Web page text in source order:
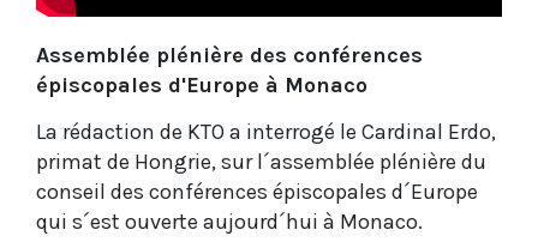
Assemblée plénière des conférences
épiscopales d'Europe à Monaco
La rédaction de KTO a interrogé le Cardinal Erdo,
primat de Hongrie, sur l´assemblée plénière du
conseil des conférences épiscopales d´Europe
qui s´est ouverte aujourd´hui à Monaco.